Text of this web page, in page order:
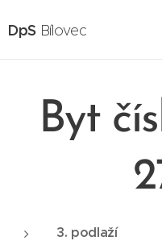
DpS Bílovec
Byt
3. podlaží